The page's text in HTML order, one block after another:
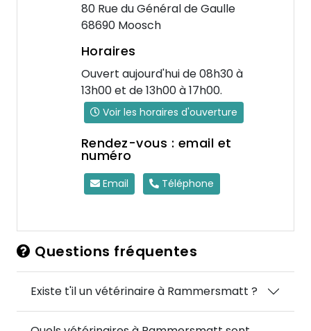
80 Rue du Général de Gaulle
68690 Moosch
Horaires
Ouvert aujourd'hui de 08h30 à
13h00 et de 13h00 à 17h00.
Voir les horaires d'ouverture
Rendez-vous : email et
numéro
Email Téléphone
Questions fréquentes
Existe t'il un vétérinaire à Rammersmatt ?